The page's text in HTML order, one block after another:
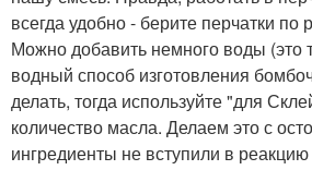
всегда удобно - берите перчатки по
Можно добавить немного воды (это
водный способ изготовления
делать, тогда используйте "для
количество масла. Делаем это с
ингредиенты не вступили в